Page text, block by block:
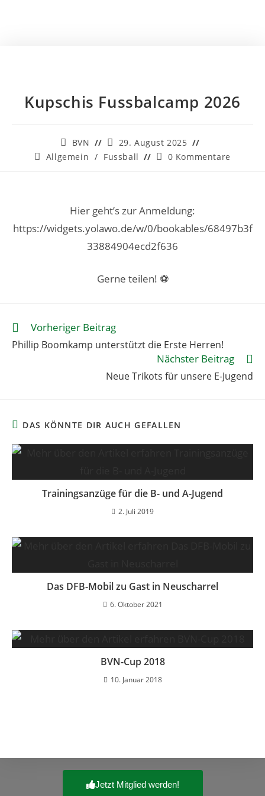
Kupschis Fussbalcamp 2026
BVN
29. August 2025
Allgemein / Fussball 0 Kommentare
Hier geht’s zur Anmeldung:
https://widgets.yolawo.de/w/0/bookables/68497b3f
33884904ecd2f636
Gerne teilen! ⚽️
Vorheriger Beitrag
Phillip Boomkamp unterstützt die Erste Herren!
Nächster Beitrag
Neue Trikots für unsere E-Jugend
DAS KÖNNTE DIR AUCH GEFALLEN
Trainingsanzüge für die B- und A-Jugend
2. Juli 2019
Das DFB-Mobil zu Gast in Neuscharrel
6. Oktober 2021
BVN-Cup 2018
10. Januar 2018
Jetzt Mitglied werden!